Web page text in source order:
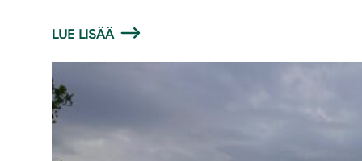
LUE LISÄÄ